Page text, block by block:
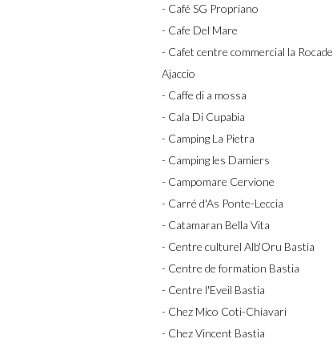
- Café SG Propriano
- Cafe Del Mare
- Cafet centre commercial la Rocade
Ajaccio
- Caffe di a mossa
- Cala Di Cupabia
- Camping La Pietra
- Camping les Damiers
- Campomare Cervione
- Carré d'As Ponte-Leccia
- Catamaran Bella Vita
- Centre culturel Alb'Oru Bastia
- Centre de formation Bastia
- Centre l'Eveil Bastia
- Chez Mico Coti-Chiavari
- Chez Vincent Bastia